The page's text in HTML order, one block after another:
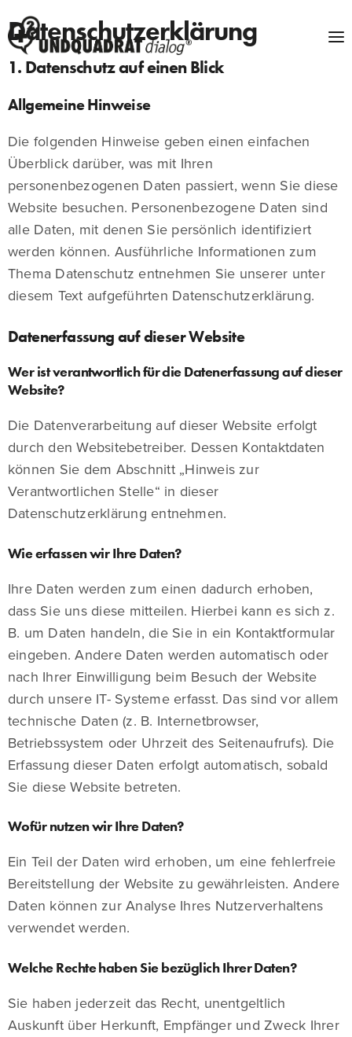
Datenschutzerklärung
1. Datenschutz auf einen Blick
Allgemeine Hinweise
Die folgenden Hinweise geben einen einfachen
Überblick darüber, was mit Ihren
personenbezogenen Daten passiert, wenn Sie diese
Website besuchen. Personenbezogene Daten sind
alle Daten, mit denen Sie persönlich identifiziert
werden können. Ausführliche Informationen zum
Thema Datenschutz entnehmen Sie unserer unter
diesem Text aufgeführten Datenschutzerklärung.
Datenerfassung auf dieser Website
Wer ist verantwortlich für die Datenerfassung auf dieser
Website?
Die Datenverarbeitung auf dieser Website erfolgt
durch den Websitebetreiber. Dessen Kontaktdaten
können Sie dem Abschnitt „Hinweis zur
Verantwortlichen Stelle“ in dieser
Datenschutzerklärung entnehmen.
Wie erfassen wir Ihre Daten?
Ihre Daten werden zum einen dadurch erhoben,
dass Sie uns diese mitteilen. Hierbei kann es sich z.
B. um Daten handeln, die Sie in ein Kontaktformular
eingeben. Andere Daten werden automatisch oder
nach Ihrer Einwilligung beim Besuch der Website
durch unsere IT- Systeme erfasst. Das sind vor allem
technische Daten (z. B. Internetbrowser,
Betriebssystem oder Uhrzeit des Seitenaufrufs). Die
Erfassung dieser Daten erfolgt automatisch, sobald
Sie diese Website betreten.
Wofür nutzen wir Ihre Daten?
Ein Teil der Daten wird erhoben, um eine fehlerfreie
Bereitstellung der Website zu gewährleisten. Andere
Daten können zur Analyse Ihres Nutzerverhaltens
verwendet werden.
Welche Rechte haben Sie bezüglich Ihrer Daten?
Sie haben jederzeit das Recht, unentgeltlich
Auskunft über Herkunft, Empfänger und Zweck Ihrer